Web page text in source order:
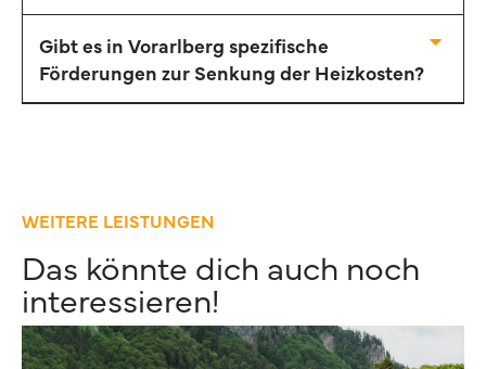
Gibt es in Vorarlberg spezifische
Förderungen zur Senkung der Heizkosten?
WEITERE LEISTUNGEN
Das könnte dich auch noch
interessieren!